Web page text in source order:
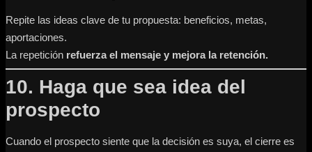
Repite las ideas clave de tu propuesta: beneficios, metas,
aportaciones.
La repetición refuerza el mensaje y mejora la retención.
10. Haga que sea idea del
prospecto
Cuando el prospecto siente que la decisión es suya, el cierre es